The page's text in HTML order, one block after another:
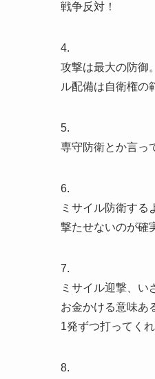
戦争反対！
4.
攻撃は最大の防御
ル配備は自衛権の
5.
専守防衛とか言っ
6.
ミサイル防衛する
撃たせないのが確
7.
ミサイル迎撃、
お金かける意味あ
1発ずつ打ってく
8.